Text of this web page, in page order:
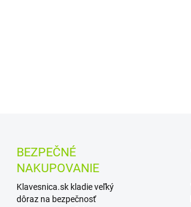
BEZPEČNÉ
NAKUPOVANIE
Klavesnica.sk kladie veľký
dôraz na bezpečnosť